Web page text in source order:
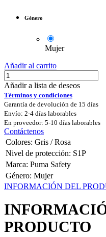
Género
Mujer
Añadir al carrito
Añadir a lista de deseos
Términos y condiciones
Garantía de devolución de 15 días
Envío: 2-4 días laborables
En proveedor: 5-10 días laborables
Contáctenos
Colores: Gris / Rosa
Nivel de protección: S1P
Marca: Puma Safety
Género: Mujer
INFORMACIÓN DEL
PRODUCTO